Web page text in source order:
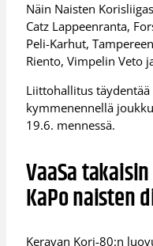
Näin Naisten
Catz Lappeenranta,
Peli-Karhut,
Riento, Vimpelin Veto
Liittohallitus
kymmenennellä
19.6. mennessä.
VaaSa
KaPo naisten
Keravan Kori-80:n